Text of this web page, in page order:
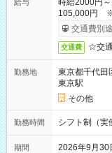
給与
時給2000円
105,000円 ※
いたします。
交通費別
交通費 ☆交
勤務地
東京都千代田
東京駅
その他
勤務時間 シフト制（実
期間 2026年9月30